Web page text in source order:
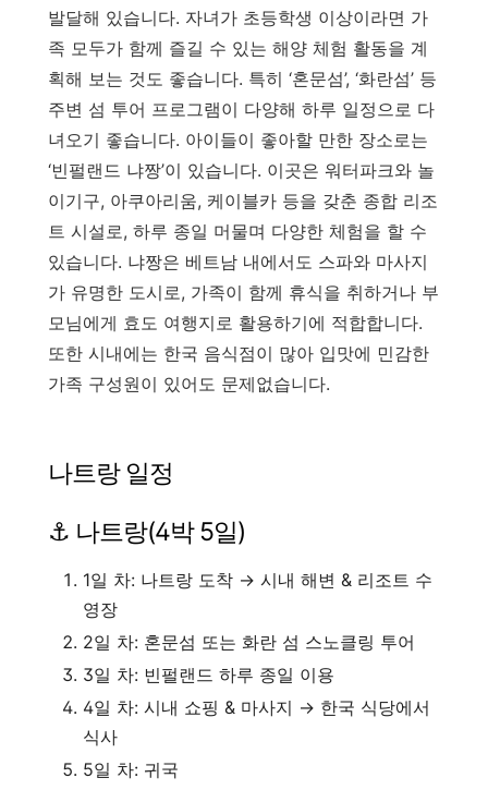
발달해 있습니다. 자녀가 초등학생 이상이라면 가
족 모두가 함께 즐길 수 있는 해양 체험 활동을 계
획해 보는 것도 좋습니다. 특히 ‘혼문섬’, ‘화란섬’ 등
주변 섬 투어 프로그램이 다양해 하루 일정으로 다
녀오기 좋습니다. 아이들이 좋아할 만한 장소로는
‘빈펄랜드 냐짱’이 있습니다. 이곳은 워터파크와 놀
이기구, 아쿠아리움, 케이블카 등을 갖춘 종합 리조
트 시설로, 하루 종일 머물며 다양한 체험을 할 수
있습니다. 냐짱은 베트남 내에서도 스파와 마사지
가 유명한 도시로, 가족이 함께 휴식을 취하거나 부
모님에게 효도 여행지로 활용하기에 적합합니다.
또한 시내에는 한국 음식점이 많아 입맛에 민감한
가족 구성원이 있어도 문제없습니다.
나트랑 일정
⚓ 나트랑(4박 5일)
1일 차: 나트랑 도착 → 시내 해변 & 리조트 수
영장
2일 차: 혼문섬 또는 화란 섬 스노클링 투어
3일 차: 빈펄랜드 하루 종일 이용
4일 차: 시내 쇼핑 & 마사지 → 한국 식당에서
식사
5일 차: 귀국